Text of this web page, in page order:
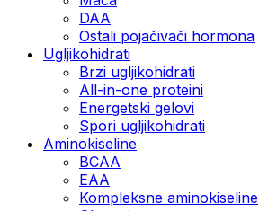
DAA
Ostali pojačivači hormona
Ugljikohidrati
Brzi ugljikohidrati
All-in-one proteini
Energetski gelovi
Spori ugljikohidrati
Aminokiseline
BCAA
EAA
Kompleksne aminokiseline